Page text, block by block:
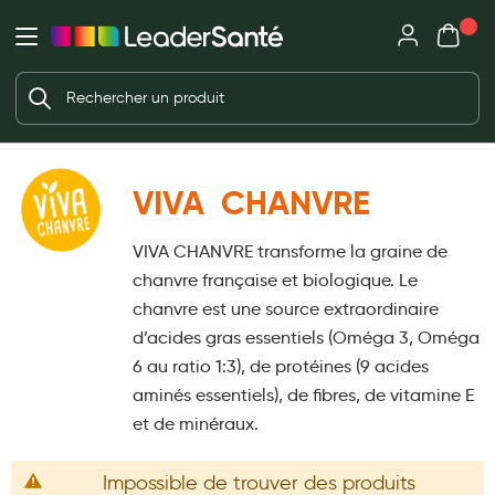
Ma Pharmacie LeaderSanté
Ouvrir l'application
Ouvrir
Créer un compte
Mon
Votre panier est vide
Beauté et soin
Visage
Corps
Soins mains et ongles
Dentifrices et bains de bouche
Brosses à dents et accessoires dentaires
VIVA CHANVRE
VIVA CHANVRE transforme la graine de
chanvre française et biologique. Le
chanvre est une source extraordinaire
d’acides gras essentiels (Oméga 3, Oméga
6 au ratio 1:3), de protéines (9 acides
aminés essentiels), de fibres, de vitamine E
et de minéraux.
Impossible de trouver des produits